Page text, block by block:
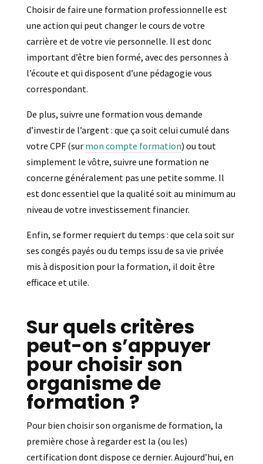
Choisir de faire une formation professionnelle est
une action qui peut changer le cours de votre
carrière et de votre vie personnelle. Il est donc
important d’être bien formé, avec des personnes à
l’écoute et qui disposent d’une pédagogie vous
correspondant.
De plus, suivre une formation vous demande
d’investir de l’argent : que ça soit celui cumulé dans
votre CPF (sur mon compte formation) ou tout
simplement le vôtre, suivre une formation ne
concerne généralement pas une petite somme. Il
est donc essentiel que la qualité soit au minimum au
niveau de votre investissement financier.
Enfin, se former requiert du temps : que cela soit sur
ses congés payés ou du temps issu de sa vie privée
mis à disposition pour la formation, il doit être
efficace et utile.
Sur quels critères
peut-on s’appuyer
pour choisir son
organisme de
formation ?
Pour bien choisir son organisme de formation, la
première chose à regarder est la (ou les)
certification dont dispose ce dernier. Aujourd’hui, en